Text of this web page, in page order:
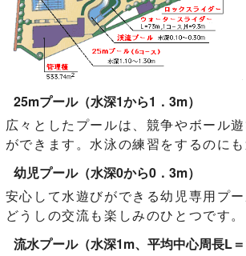
25mプール（水深1から1．3m）
広々としたプールは、競争やボール
ができます。水泳の練習をするのにも
幼児プール（水深0から0．3m）
安心して水遊びができる幼児専用プ
どうしの交流も楽しみのひとつです。
流水プール（水深1m、平均中心周長L＝